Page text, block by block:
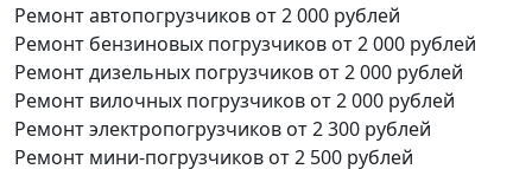
Ремонт автопогрузчиков от 2 000 рублей
Ремонт бензиновых погрузчиков от 2 000 рублей
Ремонт дизельных погрузчиков от 2 000 рублей
Ремонт вилочных погрузчиков от 2 000 рублей
Ремонт электропогрузчиков от 2 300 рублей
Ремонт мини-погрузчиков от 2 500 рублей